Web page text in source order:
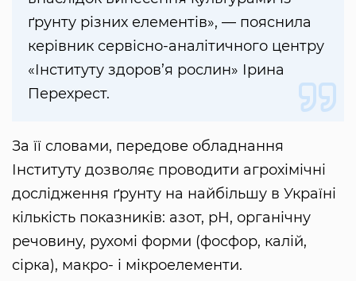
ґрунту різних елементів», — пояснила
керівник сервісно-аналітичного центру
«Інституту здоров’я рослин» Ірина
Перехрест.
За її словами, передове обладнання
Інституту дозволяє проводити агрохімічні
дослідження ґрунту на найбільшу в Україні
кількість показників: азот, рН, органічну
речовину, рухомі форми (фосфор, калій,
сірка), макро- і мікроелементи.